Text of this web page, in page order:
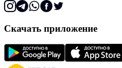
Скачать приложение